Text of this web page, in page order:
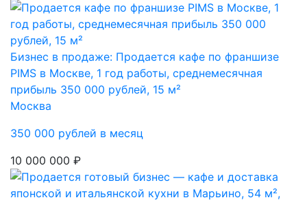
Бизнес в продаже: Продается кафе по франшизе
PIMS в Москве, 1 год работы, среднемесячная
прибыль 350 000 рублей, 15 м²
Москва
350 000 рублей в месяц
10 000 000 ₽